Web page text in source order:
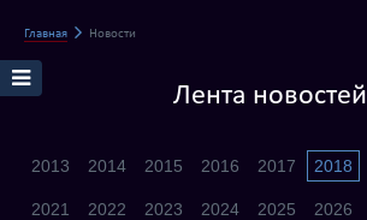
Главная Новости
Лента новостей
2013 2014 2015 2016 2017 2018
2021 2022 2023 2024 2025 2026